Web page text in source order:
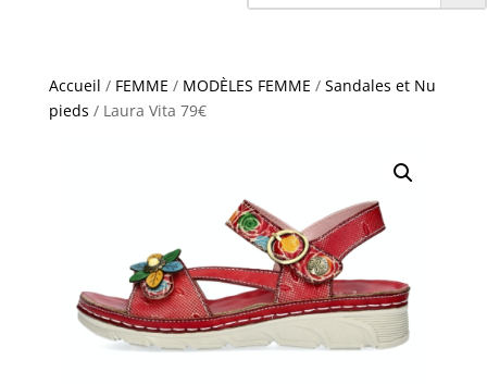
Accueil / FEMME / MODÈLES FEMME / Sandales et Nu
pieds / Laura Vita 79€